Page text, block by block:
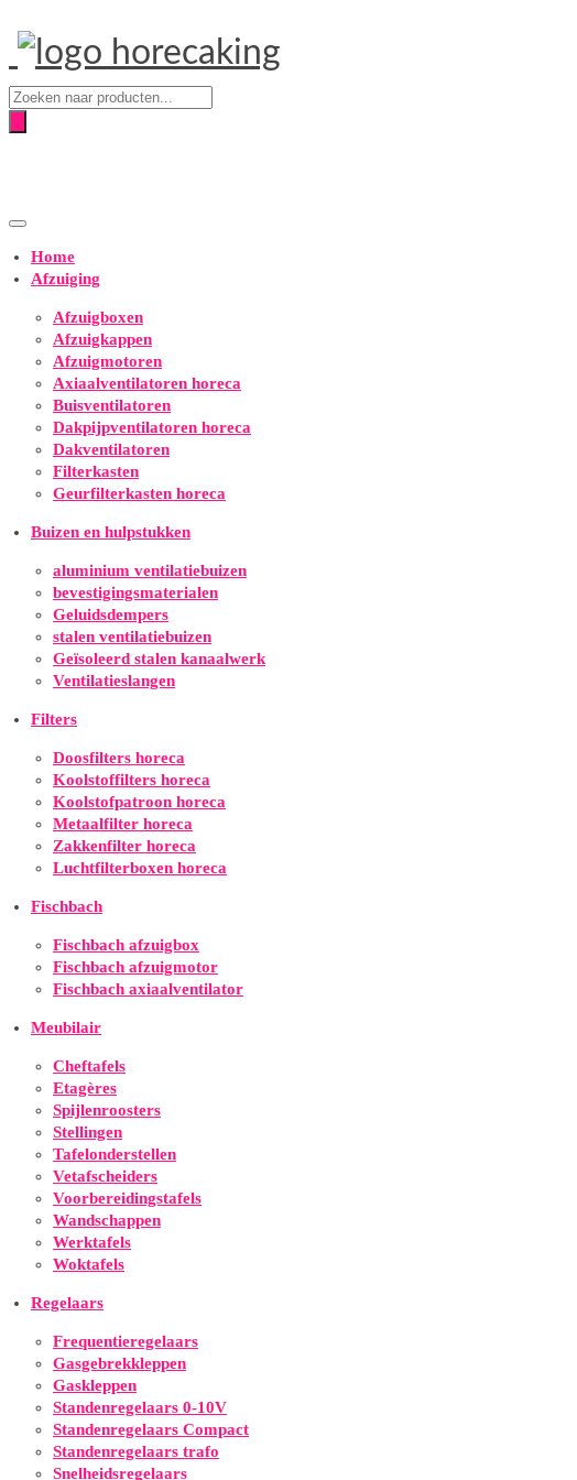
Producten
zoeken
Home
Afzuiging
Afzuigboxen
Afzuigkappen
Afzuigmotoren
Axiaalventilatoren horeca
Buisventilatoren
Dakpijpventilatoren horeca
Dakventilatoren
Filterkasten
Geurfilterkasten horeca
Buizen en hulpstukken
aluminium ventilatiebuizen
bevestigingsmaterialen
Geluidsdempers
stalen ventilatiebuizen
Geïsoleerd stalen kanaalwerk
Ventilatieslangen
Filters
Doosfilters horeca
Koolstoffilters horeca
Koolstofpatroon horeca
Metaalfilter horeca
Zakkenfilter horeca
Luchtfilterboxen horeca
Fischbach
Fischbach afzuigbox
Fischbach afzuigmotor
Fischbach axiaalventilator
Meubilair
Cheftafels
Etagères
Spijlenroosters
Stellingen
Tafelonderstellen
Vetafscheiders
Voorbereidingstafels
Wandschappen
Werktafels
Woktafels
Regelaars
Frequentieregelaars
Gasgebrekkleppen
Gaskleppen
Standenregelaars 0-10V
Standenregelaars Compact
Standenregelaars trafo
Snelheidsregelaars